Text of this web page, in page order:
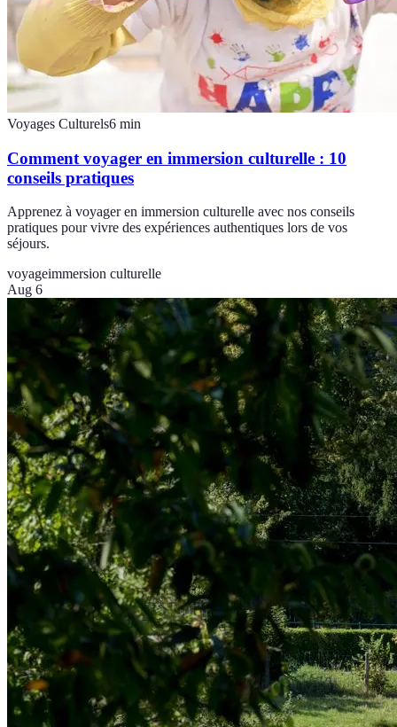
Voyages Culturels6 min
Comment voyager en immersion culturelle : 10
conseils pratiques
Apprenez à voyager en immersion culturelle avec nos conseils
pratiques pour vivre des expériences authentiques lors de vos
séjours.
voyageimmersion culturelle
Aug 6